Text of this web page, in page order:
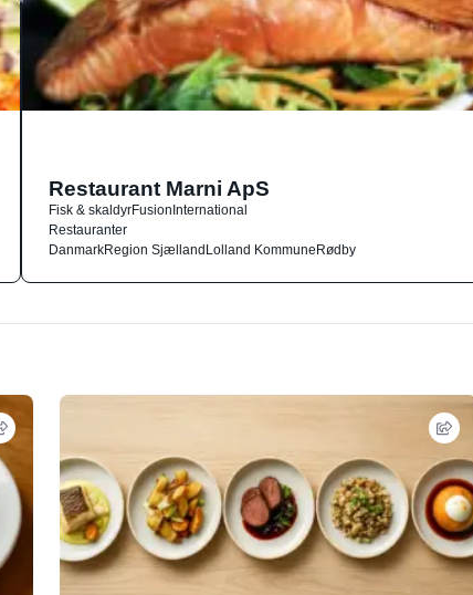
Restaurant Marni ApS
Fisk & skaldyrFusionInternational
Restauranter
DanmarkRegion SjællandLolland KommuneRødby